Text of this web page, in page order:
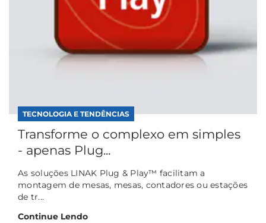
TECNOLOGIA E TENDÊNCIAS
Transforme o complexo em simples
- apenas Plug...
As soluções LINAK Plug & Play™ facilitam a
montagem de mesas, mesas, contadores ou estações
de tr...
Continue Lendo